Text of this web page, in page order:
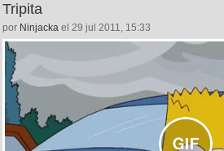
Tripita
por Ninjacka el 29 jul 2011, 15:33